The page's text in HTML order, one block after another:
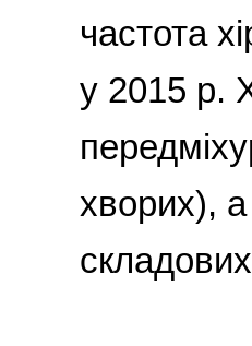
частота
у 2015 р.
хворих),